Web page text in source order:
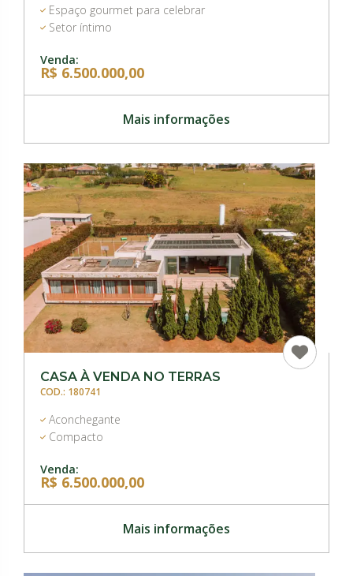
Espaço gourmet para celebrar
Setor íntimo
Venda:
R$ 6.500.000,00
Mais informações
CASA À VENDA NO TERRAS
COD.: 180741
Aconchegante
Compacto
Venda:
R$ 6.500.000,00
Mais informações